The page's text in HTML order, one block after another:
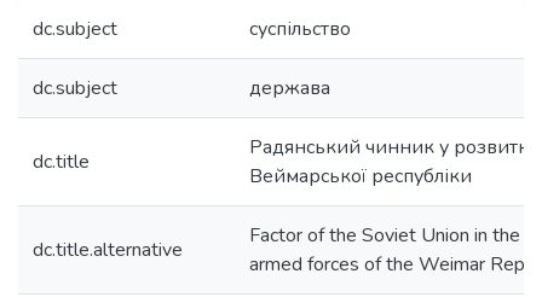
dc.subject суспільство
dc.subject держава
dc.title
Радянський чинник у
Веймарської республіки
dc.title.alternative
Factor of the Soviet Union in the
armed forces of the Weimar